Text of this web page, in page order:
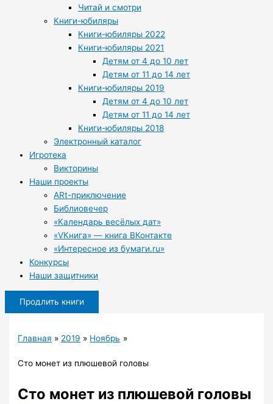
Читай и смотри
Книги-юбиляры
Книги-юбиляры 2022
Книги-юбиляры 2021
Детям от 4 до 10 лет
Детям от 11 до 14 лет
Книги-юбиляры 2019
Детям от 4 до 10 лет
Детям от 11 до 14 лет
Книги-юбиляры 2018
Электронный каталог
Игротека
Викторины
Наши проекты
ARt-приключение
Библиовечер
«Календарь весёлых дат»
«VКнига» — книга ВКонтакте
«Интересное из бумаги.ru»
Конкурсы
Наши защитники
Продлить книги
Главная 2019 Ноябрь
Сто монет из плюшевой головы
Сто монет из плюшевой головы